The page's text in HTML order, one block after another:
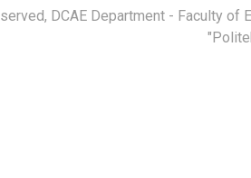
DCAE Department - Faculty of